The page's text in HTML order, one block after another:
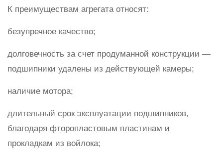
К преимуществам агрегата относят:
безупречное качество;
долговечность за счет продуманной конструкции —
подшипники удалены из действующей камеры;
наличие мотора;
длительный срок эксплуатации подшипников,
благодаря фторопластовым пластинам и
прокладкам из войлока;